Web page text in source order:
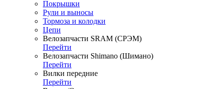
Покрышки
Рули и выносы
Тормоза и колодки
Цепи
Велозапчасти SRAM (СРЭМ)
Перейти
Велозапчасти Shimano (Шимано)
Перейти
Вилки передние
Перейти